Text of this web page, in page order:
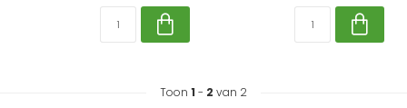
Toon 1 - 2 van 2